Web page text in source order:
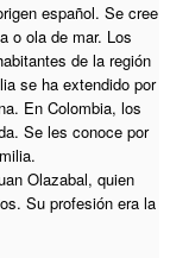
español. Se cree
o ola de mar. Los
de la región
se ha extendido por
En Colombia, los
Se les conoce por
Olazabal, quien
Su profesión era la